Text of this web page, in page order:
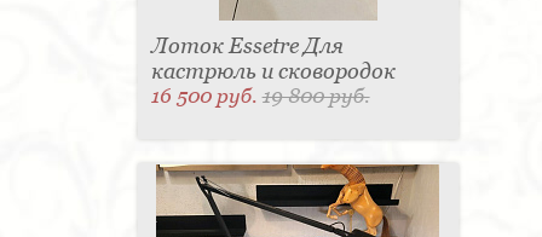
Лоток Essetre Для
кастрюль и сковородок
16 500 руб.19 800 руб.